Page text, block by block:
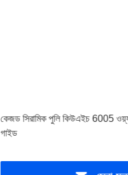
কেজড সিরামিক পুলি কিউএইচ 6005
গাইড